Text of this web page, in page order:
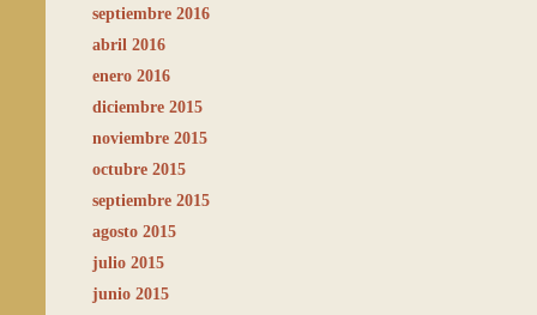
septiembre 2016
abril 2016
enero 2016
diciembre 2015
noviembre 2015
octubre 2015
septiembre 2015
agosto 2015
julio 2015
junio 2015